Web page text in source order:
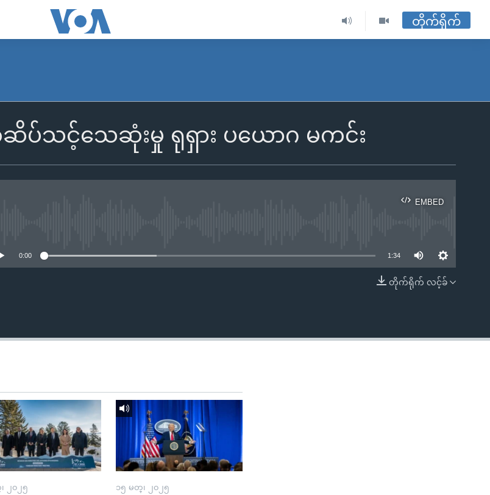
တိုက်ရိုက်
သင့်သေဆုံးမှု ရုရှား ပယောဂ မကင်း
EMBED
EMBED
0:00 1:34
တိုက်ရိုက် လင့်ခ်
၂၀၂၅ ၁၅ မတ္၊ ၂၀၂၅